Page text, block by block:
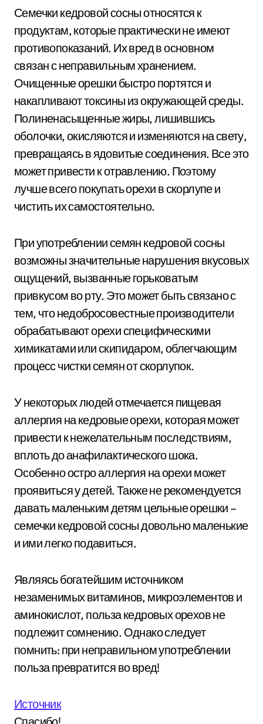
Семечки кедровой сосны относятся к
продуктам, которые практически не имеют
противопоказаний. Их вред в основном
связан с неправильным хранением.
Очищенные орешки быстро портятся и
накапливают токсины из окружающей среды.
Полиненасыщенные жиры, лишившись
оболочки, окисляются и изменяются на свету,
превращаясь в ядовитые соединения. Все это
может привести к отравлению. Поэтому
лучше всего покупать орехи в скорлупе и
чистить их самостоятельно.
При употреблении семян кедровой сосны
возможны значительные нарушения вкусовых
ощущений, вызванные горьковатым
привкусом во рту. Это может быть связано с
тем, что недобросовестные производители
обрабатывают орехи специфическими
химикатами или скипидаром, облегчающим
процесс чистки семян от скорлупок.
У некоторых людей отмечается пищевая
аллергия на кедровые орехи, которая может
привести к нежелательным последствиям,
вплоть до анафилактического шока.
Особенно остро аллергия на орехи может
проявиться у детей. Также не рекомендуется
давать маленьким детям цельные орешки –
семечки кедровой сосны довольно маленькие
и ими легко подавиться.
Являясь богатейшим источником
незаменимых витаминов, микроэлементов и
аминокислот, польза кедровых орехов не
подлежит сомнению. Однако следует
помнить: при неправильном употреблении
польза превратится во вред!
Источник